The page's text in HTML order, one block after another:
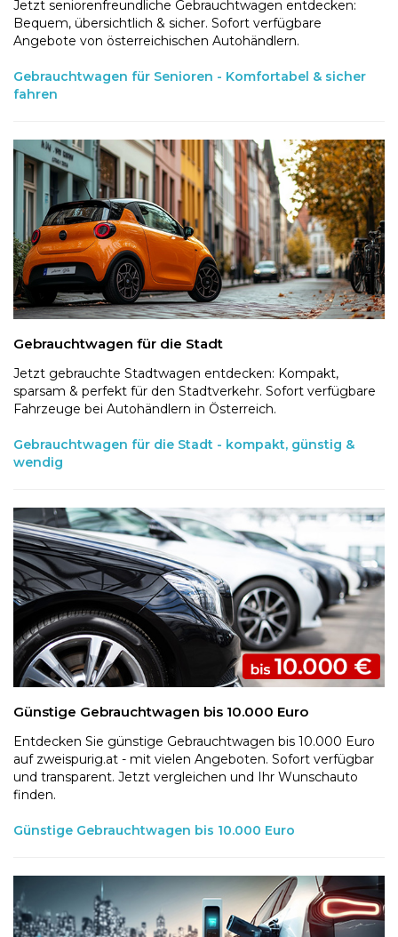
Jetzt seniorenfreundliche Gebrauchtwagen entdecken:
Bequem, übersichtlich & sicher. Sofort verfügbare
Angebote von österreichischen Autohändlern.
Gebrauchtwagen für Senioren - Komfortabel & sicher
fahren
Gebrauchtwagen für die Stadt
Jetzt gebrauchte Stadtwagen entdecken: Kompakt,
sparsam & perfekt für den Stadtverkehr. Sofort verfügbare
Fahrzeuge bei Autohändlern in Österreich.
Gebrauchtwagen für die Stadt - kompakt, günstig &
wendig
Günstige Gebrauchtwagen bis 10.000 Euro
Entdecken Sie günstige Gebrauchtwagen bis 10.000 Euro
auf zweispurig.at - mit vielen Angeboten. Sofort verfügbar
und transparent. Jetzt vergleichen und Ihr Wunschauto
finden.
Günstige Gebrauchtwagen bis 10.000 Euro